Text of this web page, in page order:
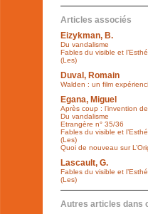
Articles associés
Eizykman, B.
Du vandalisme
Fables du visible et
(Les)
Duval, Romain
Walden : un film
Egana, Miguel
Après coup : l’invention de
Du vandalisme
Etrangère n° 35/36
Fables du visible et
(Les)
Quoi de nouveau sur
Lascault, G.
Fables du visible et
(Les)
Autres articles dans